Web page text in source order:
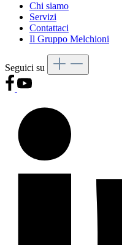
Chi siamo
Servizi
Contattaci
Il Gruppo Melchioni
Seguici su